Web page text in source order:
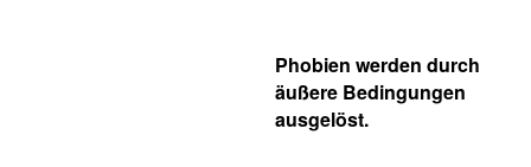
Phobien werden durch
äußere Bedingungen
ausgelöst.